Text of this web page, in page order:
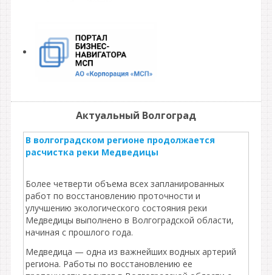
Актуальный Волгоград
В волгоградском регионе продолжается
расчистка реки Медведицы
Более четверти объема всех запланированных
работ по восстановлению проточности и
улучшению экологического состояния реки
Медведицы выполнено в Волгоградской области,
начиная с прошлого года.
Медведица — одна из важнейших водных артерий
региона. Работы по восстановлению ее